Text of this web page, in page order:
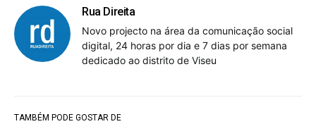
Rua Direita
Novo projecto na área da comunicação social
digital, 24 horas por dia e 7 dias por semana
dedicado ao distrito de Viseu
TAMBÉM PODE GOSTAR DE